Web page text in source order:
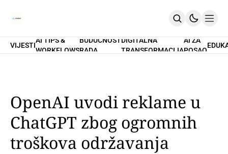
Home
PRETPLATI SE
VIJESTI
AI TIPS &
WORKFLOWS
BUDUĆNOST
RADA
DIGITALNA
TRANSFORMACIJA
AI ZA
POSAO
OpenAI uvodi reklame u
ChatGPT zbog ogromnih
troškova održavanja